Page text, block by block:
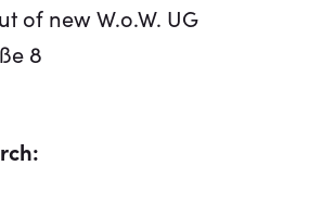
of new W.o.W. UG
8